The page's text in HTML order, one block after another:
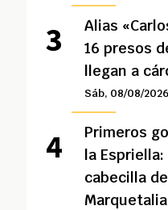
Alias
16 presos
Sáb, 08/08/
Primeros
la Espriella:
cabecilla
Marquetalia